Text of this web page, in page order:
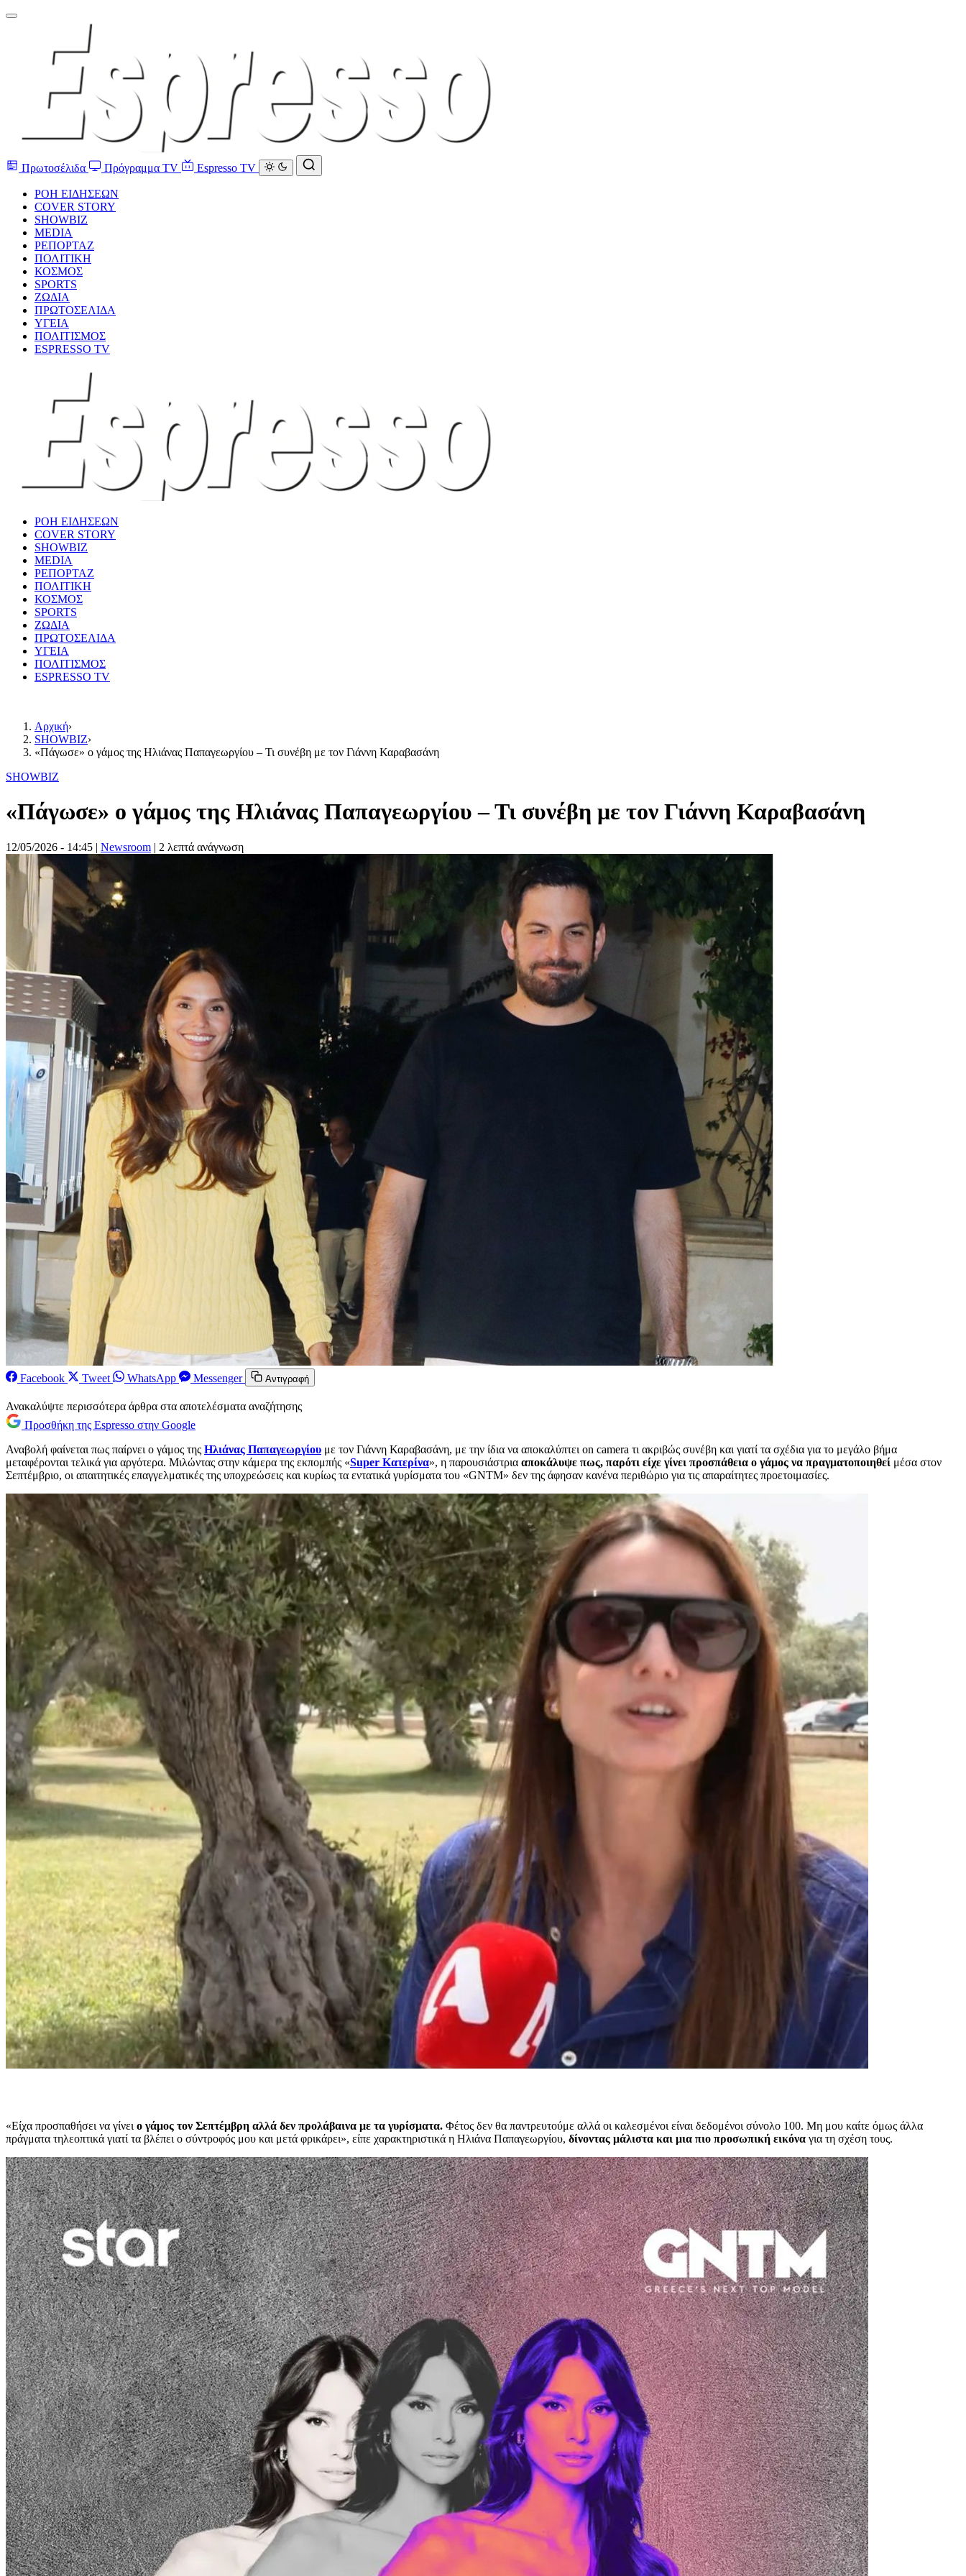
Πρωτοσέλιδα Πρόγραμμα TV Espresso TV
ΡΟΗ ΕΙΔΗΣΕΩΝ
COVER STORY
SHOWBIZ
MEDIA
ΡΕΠΟΡΤΑΖ
ΠΟΛΙΤΙΚΗ
ΚΟΣΜΟΣ
SPORTS
ΖΩΔΙΑ
ΠΡΩΤΟΣΕΛΙΔΑ
ΥΓΕΙΑ
ΠΟΛΙΤΙΣΜΟΣ
ESPRESSO TV
ΡΟΗ ΕΙΔΗΣΕΩΝ
COVER STORY
SHOWBIZ
MEDIA
ΡΕΠΟΡΤΑΖ
ΠΟΛΙΤΙΚΗ
ΚΟΣΜΟΣ
SPORTS
ΖΩΔΙΑ
ΠΡΩΤΟΣΕΛΙΔΑ
ΥΓΕΙΑ
ΠΟΛΙΤΙΣΜΟΣ
ESPRESSO TV
Αρχική›
SHOWBIZ›
«Πάγωσε» ο γάμος της Ηλιάνας Παπαγεωργίου – Τι συνέβη με τον Γιάννη Καραβασάνη
SHOWBIZ
«Πάγωσε» ο γάμος της Ηλιάνας Παπαγεωργίου – Τι συνέβη με τον Γιάννη Καραβασάνη
12/05/2026 - 14:45 | Newsroom | 2 λεπτά ανάγνωση
Facebook Tweet WhatsApp Messenger Αντιγραφή
Ανακαλύψτε περισσότερα άρθρα στα αποτελέσματα αναζήτησης
Προσθήκη της Espresso στην Google
Αναβολή φαίνεται πως παίρνει ο γάμος της Ηλιάνας Παπαγεωργίου με τον Γιάννη Καραβασάνη, με την ίδια να αποκαλύπτει on camera τι ακριβώς συνέβη και γιατί τα σχέδια για το μεγάλο βήμα
μεταφέρονται τελικά για αργότερα. Μιλώντας στην κάμερα της εκπομπής «Super Κατερίνα», η παρουσιάστρια αποκάλυψε πως, παρότι είχε γίνει προσπάθεια ο γάμος να πραγματοποιηθεί μέσα στον
Σεπτέμβριο, οι απαιτητικές επαγγελματικές της υποχρεώσεις και κυρίως τα εντατικά γυρίσματα του «GNTM» δεν της άφησαν κανένα περιθώριο για τις απαραίτητες προετοιμασίες.
«Είχα προσπαθήσει να γίνει ο γάμος τον Σεπτέμβρη αλλά δεν προλάβαινα με τα γυρίσματα. Φέτος δεν θα παντρευτούμε αλλά οι καλεσμένοι είναι δεδομένοι σύνολο 100. Μη μου καίτε όμως άλλα
πράγματα τηλεοπτικά γιατί τα βλέπει ο σύντροφός μου και μετά φρικάρει», είπε χαρακτηριστικά η Ηλιάνα Παπαγεωργίου, δίνοντας μάλιστα και μια πιο προσωπική εικόνα για τη σχέση τους.